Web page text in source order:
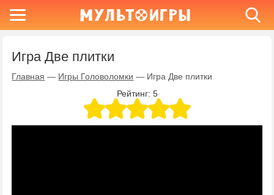
Игра Две плитки
Главная — Игры Головоломки — Игра Две плитки
Рейтинг: 5